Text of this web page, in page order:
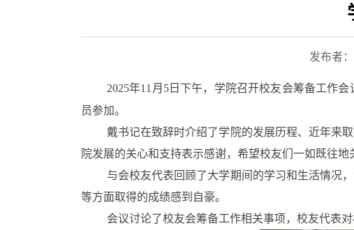
发布者
2025年11 月 5日下午，学院召开校友会筹备工作会
员参加。
戴书记在致辞时介绍了学院的发展历程、近年来
院发展的关心和支持表示感谢，希望校友们一如既往地
与会校友代表回顾了大学期间的学习和生活情况
等方面取得的成绩感到自豪。
会议讨论了校友会筹备工作相关事项，校友代表